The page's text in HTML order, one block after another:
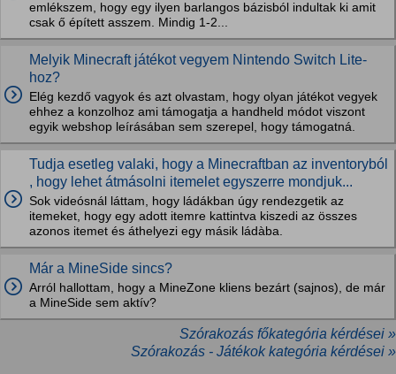
emlékszem, hogy egy ilyen barlangos bázisból indultak ki amit
csak ő épített asszem. Mindig 1-2...
Melyik Minecraft játékot vegyem Nintendo Switch Lite-
hoz?
Elég kezdő vagyok és azt olvastam, hogy olyan játékot vegyek
ehhez a konzolhoz ami támogatja a handheld módot viszont
egyik webshop leírásában sem szerepel, hogy támogatná.
Tudja esetleg valaki, hogy a Minecraftban az inventoryból
, hogy lehet átmásolni itemelet egyszerre mondjuk...
Sok videósnál láttam, hogy ládákban úgy rendezgetik az
itemeket, hogy egy adott itemre kattintva kiszedi az összes
azonos itemet és áthelyezi egy másik ládàba.
Már a MineSide sincs?
Arról hallottam, hogy a MineZone kliens bezárt (sajnos), de már
a MineSide sem aktív?
Szórakozás főkategória kérdései »
Szórakozás - Játékok kategória kérdései »